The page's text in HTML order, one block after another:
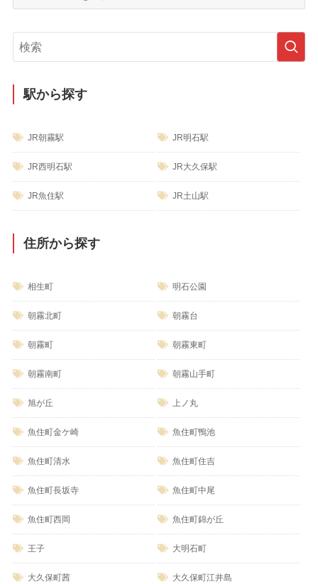
リ
ー
駅から探す
JR朝霧駅 JR明石駅
JR西明石駅 JR大久保駅
JR魚住駅 JR土山駅
住所から探す
相生町 明石公園
朝霧北町 朝霧台
朝霧町 朝霧東町
朝霧南町 朝霧山手町
旭が丘 上ノ丸
魚住町金ケ崎 魚住町鴨池
魚住町清水 魚住町住吉
魚住町長坂寺 魚住町中尾
魚住町西岡 魚住町錦が丘
王子 大明石町
大久保町茜 大久保町江井島